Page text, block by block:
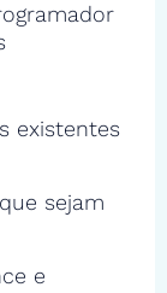
existentes
sejam
e